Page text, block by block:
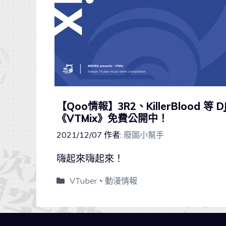
【Qoo情報】3R2、KillerBlood 等
《VTMix》免費公開中！
2021/12/07 作者: 廢圖小幫手
嗨起來嗨起來！
VTuber、 動漫情報